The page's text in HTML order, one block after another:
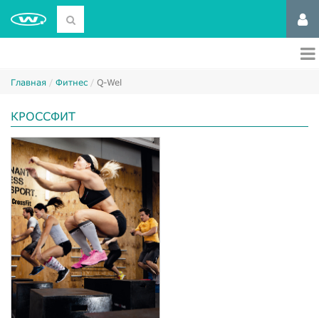
Главная Фитнес Q-Wel
КРОССФИТ